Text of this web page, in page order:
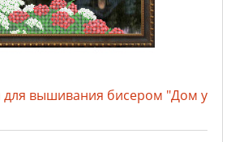
для вышивания бисером "Дом у